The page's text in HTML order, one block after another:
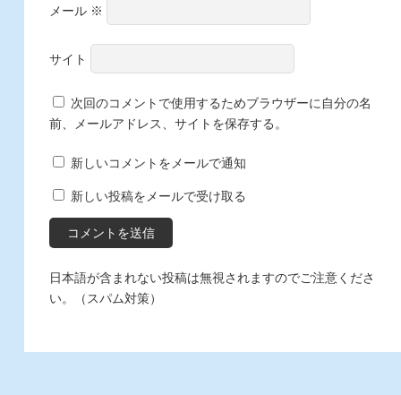
メール ※
サイト
次回のコメントで使用するためブラウザーに自分の名
前、メールアドレス、サイトを保存する。
新しいコメントをメールで通知
新しい投稿をメールで受け取る
日本語が含まれない投稿は無視されますのでご注意くださ
い。（スパム対策）